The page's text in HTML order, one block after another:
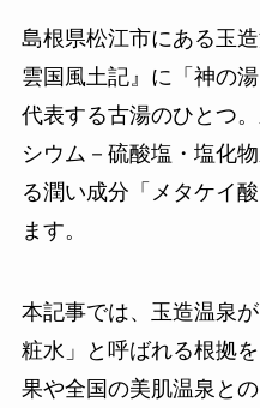
島根県松江市にある玉
雲国風土記』に「神の
代表する古湯のひとつ
シウム－硫酸塩・塩化
る潤い成分「メタケイ
ます。
本記事では、玉造温泉
粧水」と呼ばれる根拠
果や全国の美肌温泉と